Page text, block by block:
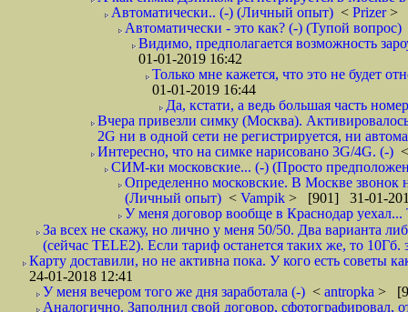
Автоматически.. (-) (Личный опыт) < Prizer>
Автоматически - это как? (-) (Тупой вопрос)
Видимо, предполагается возможность
01-01-2019 16:42
Только мне кажется, что это не будет
01-01-2019 16:44
Да, кстати, а ведь большая часть
Вчера привезли симку (Москва).
2G ни в одной сети не регистрируется, ни
Интересно, что на симке нарисовано 3G/4G. (-)
СИМ-ки московские... (-) (Просто
Определенно московские. В Москве звонок
(Личный опыт) < Vampik > [901] 31-01-
У меня договор вообще в Краснодар
За всех не скажу, но лично у меня 50/50. Два варианта
(сейчас TELE2). Если тариф останется таких же, то
Карту доставили, но не активна пока. У кого есть советы
24-01-2018 12:41
У меня вечером того же дня заработала (-) < antropka >
Аналогично. Заполнил свой договор,